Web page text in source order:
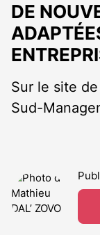
DE
Sur le site
Sud-